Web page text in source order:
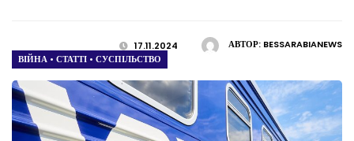
АВТОР: BESSARABIANEWS
17.11.2024
ВІЙНА • СТАТТІ • СУСПІЛЬСТВО